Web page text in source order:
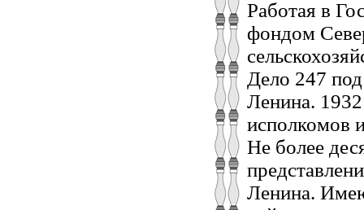
Работая в
фондом
Дело 247
Ленина.
исполкомов
Не более
Ленина.